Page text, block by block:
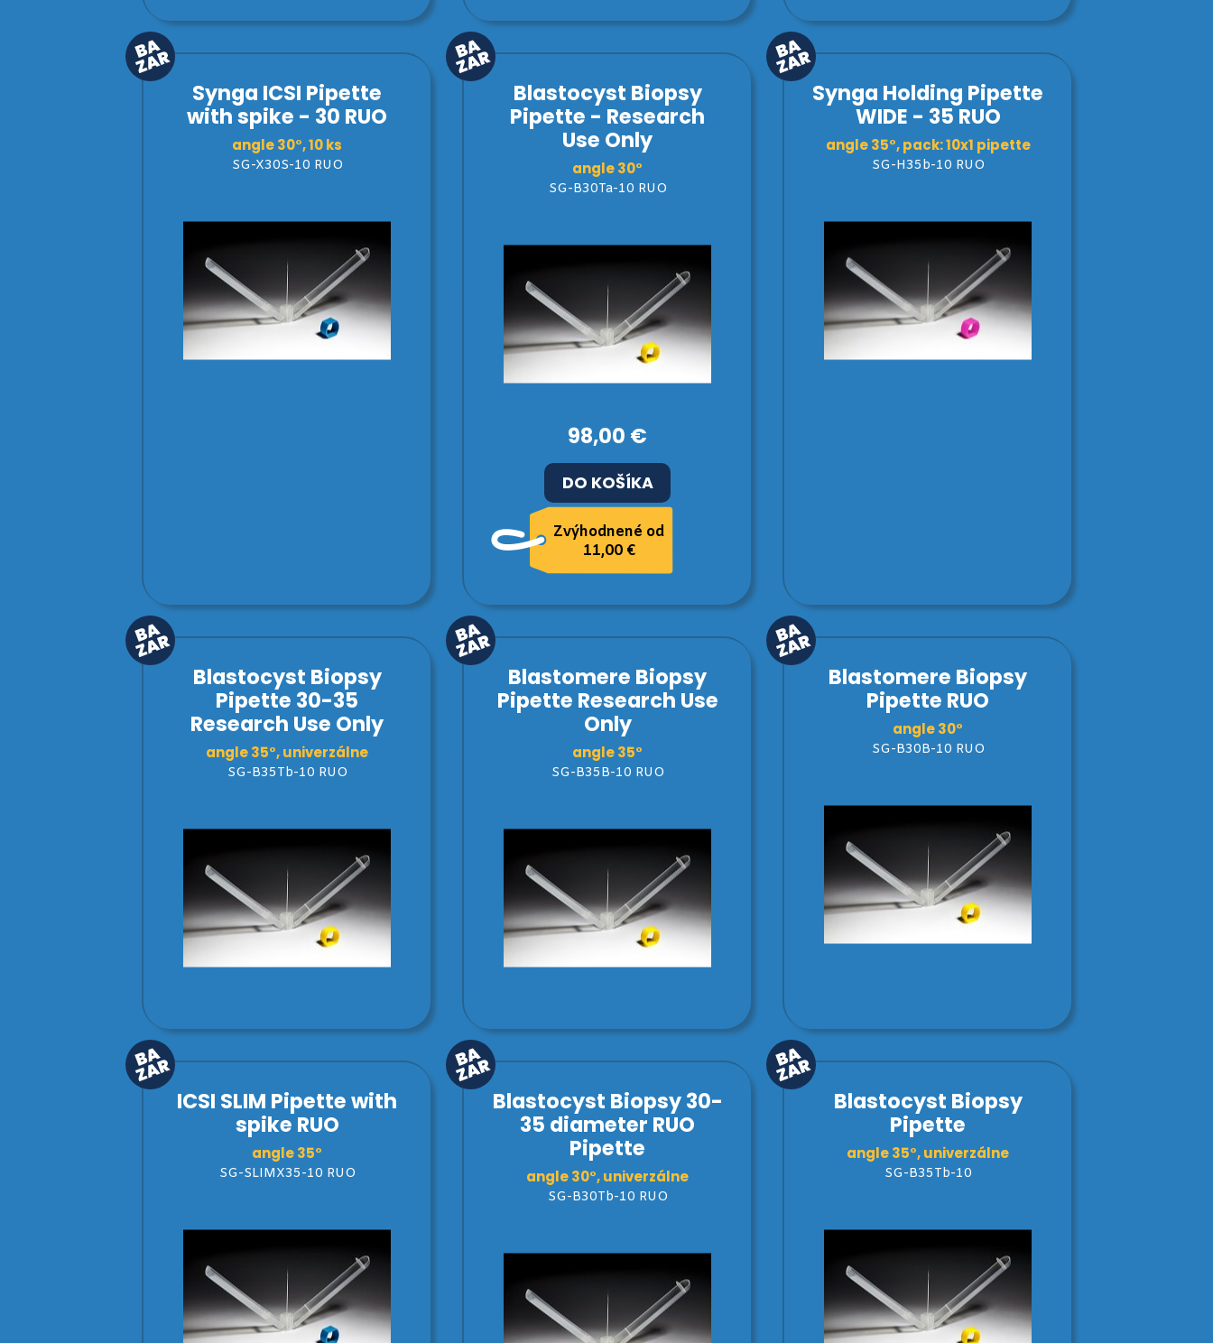
Synga ICSI Pipette
with spike - 30 RUO
angle 30°, 10 ks
SG-X30S-10 RUO
Blastocyst Biopsy
Pipette - Research
Use Only
angle 30°
SG-B30Ta-10 RUO
98,00 €
DO KOŠÍKA
Zvýhodnené od
11,00 €
Synga Holding Pipette
WIDE - 35 RUO
angle 35°, pack: 10x1 pipette
SG-H35b-10 RUO
Blastocyst Biopsy
Pipette 30-35
Research Use Only
angle 35°, univerzálne
SG-B35Tb-10 RUO
Blastomere Biopsy
Pipette Research Use
Only
angle 35°
SG-B35B-10 RUO
Blastomere Biopsy
Pipette RUO
angle 30°
SG-B30B-10 RUO
ICSI SLIM Pipette with
spike RUO
angle 35°
SG-SLIMX35-10 RUO
Blastocyst Biopsy 30-
35 diameter RUO
Pipette
angle 30°, univerzálne
SG-B30Tb-10 RUO
Blastocyst Biopsy
Pipette
angle 35°, univerzálne
SG-B35Tb-10